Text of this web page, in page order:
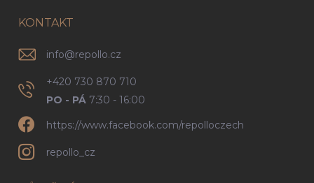
KONTAKT
info@repollo.cz
+420 730 870 710
PO - PÁ 7:30 - 16:00
https://www.facebook.com/repolloczech
repollo_cz